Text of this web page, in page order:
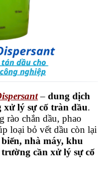
– dung dịch
xử lý sự cố tràn dầu.
rào chắn dầu, phao
loại bỏ vết dầu còn lại
biển, nhà máy, khu
cần xử lý sự cố